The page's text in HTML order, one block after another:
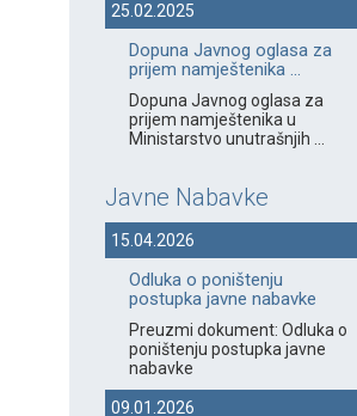
25.02.2025
Dopuna Javnog oglasa za
prijem namještenika ...
Dopuna Javnog oglasa za
prijem namještenika u
Ministarstvo unutrašnjih ...
Javne Nabavke
15.04.2026
Odluka o poništenju
postupka javne nabavke
Preuzmi dokument: Odluka o
poništenju postupka javne
nabavke
09.01.2026